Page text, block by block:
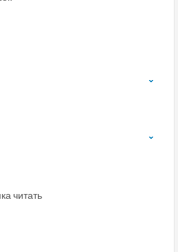
читать